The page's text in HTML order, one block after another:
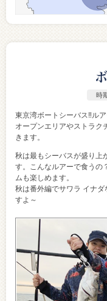
時
東京湾ボートシーバス‼ル
オープンエリアやストラク
きます。
秋は最もシーバスが盛り上
す。こんなルアーで食うの
ムも楽しめます。
秋は番外編でサワラ イナ
すよ～